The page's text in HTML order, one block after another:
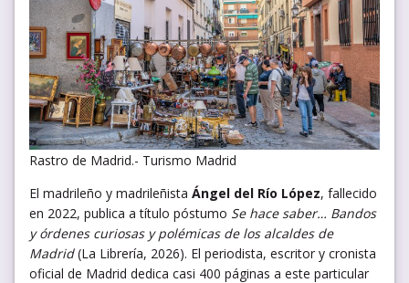
Rastro de Madrid.- Turismo Madrid
El madrileño y madrileñista Ángel del Río López, fallecido
en 2022, publica a título póstumo Se hace saber… Bandos
y órdenes curiosas y polémicas de los alcaldes de
Madrid(La Librería, 2026). El periodista, escritor y cronista
oficial de Madrid dedica casi 400 páginas a este particular